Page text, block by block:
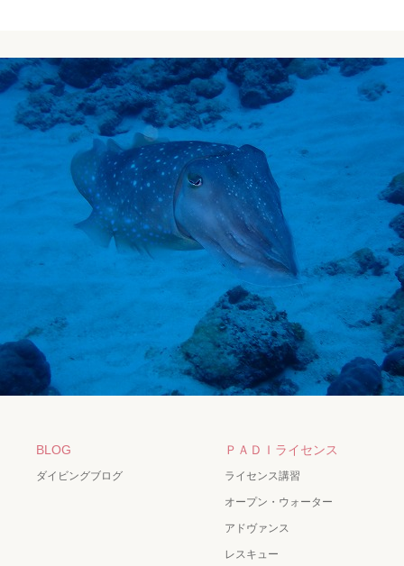
BLOG
ダイビングブログ
ＰＡＤＩライセンス
ライセンス講習
オープン・ウォーター
アドヴァンス
レスキュー